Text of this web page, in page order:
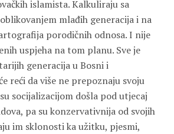
islamista. Kalkuliraju sa
mlađih generacija i na
porodičnih odnosa. I nije
uspjeha na tom planu. Sve je
generacija u Bosni i
reći da više ne prepoznaju svoju
socijalizacijom došla pod utjecaj
pa su konzervativnija od svojih
im sklonosti ka užitku, pjesmi,